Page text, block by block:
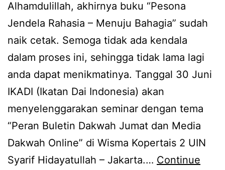
Alhamdulillah, akhirnya buku “Pesona
Jendela Rahasia – Menuju Bahagia” sudah
naik cetak. Semoga tidak ada kendala
dalam proses ini, sehingga tidak lama lagi
anda dapat menikmatinya. Tanggal 30 Juni
IKADI (Ikatan Dai Indonesia) akan
menyelenggarakan seminar dengan tema
“Peran Buletin Dakwah Jumat dan Media
Dakwah Online” di Wisma Kopertais 2 UIN
Syarif Hidayatullah – Jakarta.… Continue